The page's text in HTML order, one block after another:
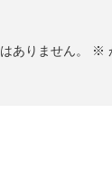
ありません。 ※